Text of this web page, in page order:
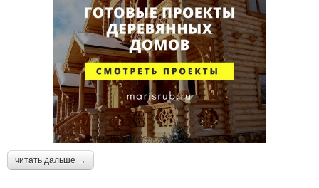
читать дальше →